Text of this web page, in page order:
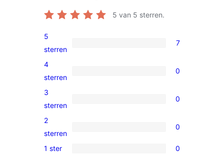
5 van 5 sterren.
7
5
sterren
5
sterren
7
0
4
sterren
4
sterren
0
0
3
sterren
3
sterren
0
0
2
2
sterren
0
0
1 ster 0